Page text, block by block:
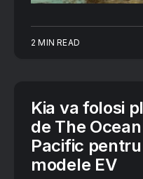
2 MIN READ
Kia va folosi
de The
Pacific
modele EV